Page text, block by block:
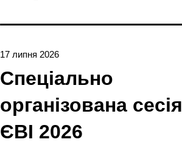
17 липня 2026
Спеціально
організована сесія
ЄBI 2026